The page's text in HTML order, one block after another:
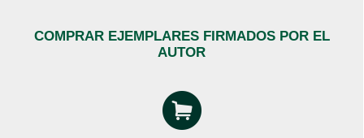
COMPRAR EJEMPLARES FIRMADOS POR EL
AUTOR